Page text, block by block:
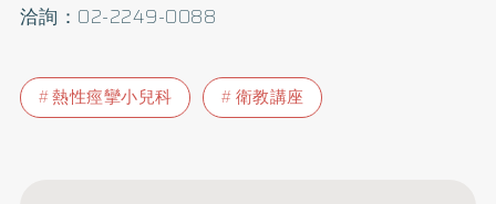
洽詢：02-2249-0088
熱性痙攣小兒科 衛教講座